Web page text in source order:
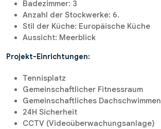
Badezimmer: 3
Anzahl der Stockwerke: 6.
Stil der Küche: Europäische Küche
Aussicht: Meerblick
Projekt-Einrichtungen:
Tennisplatz
Gemeinschaftlicher Fitnessraum
Gemeinschaftliches Dachschwimmen
24H Sicherheit
CCTV (Videoüberwachungsanlage)